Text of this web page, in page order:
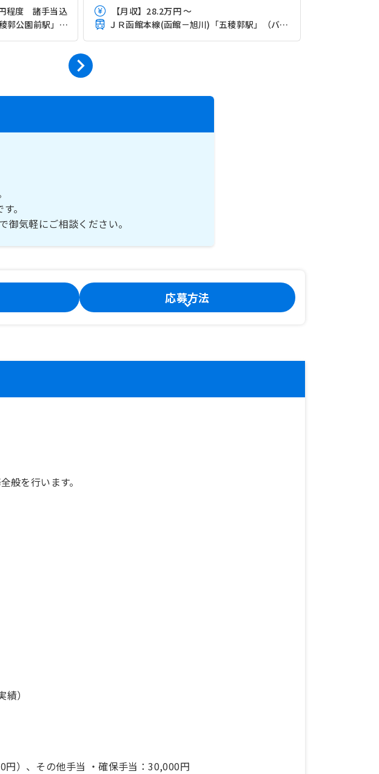
円程度 諸手当込
函館市電宝来・谷地頭線「五稜郭公園前駅」（徒歩2分）
【月収】28.2万円 ～
ＪＲ函館本線(函館－旭川)「五稜郭駅」（バス・車8分）
。
気軽にご相談ください。
応募方法
般を行います。
）
）、その他手当 ・確保手当：30,000円